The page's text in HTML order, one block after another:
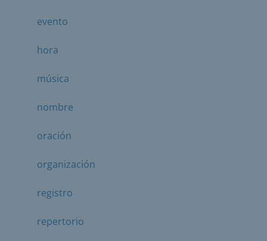
evento
hora
música
nombre
oración
organización
registro
repertorio